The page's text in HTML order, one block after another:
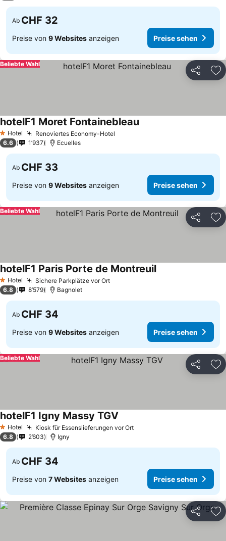
Ab CHF 32
Preise von 9 Websites anzeigen Preise sehen
Teilen
Beliebte Wahl
1 Sterne
Hotel Renoviertes Economy-Hotel
hotelF1 Moret FontainebleauPreise sehen
6.6 1’937 Ecuelles
Ab CHF 33
Preise von 9 Websites anzeigen Preise sehen
Teilen
Beliebte Wahl
1 Sterne
Hotel Sichere Parkplätze vor OrtPreise sehen
hotelF1 Paris Porte de MontreuilPreise sehen
6.8 8’579 Bagnolet
Ab CHF 34
Preise von 9 Websites anzeigen Preise sehen
Teilen
Beliebte Wahl
1 Sterne
Hotel Kiosk für Essenslieferungen vor OrtPreise sehen
hotelF1 Igny Massy TGV
6.8 2’603 Igny
Ab CHF 34
Preise von 7 Websites anzeigen Preise sehen
Teilen